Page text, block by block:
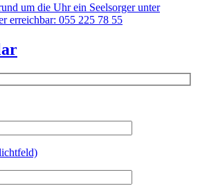
um die Uhr ein Seelsorger unter
erreichbar: 055 225 78 55